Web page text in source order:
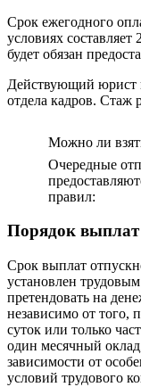
Срок ежегодного
условиях составляет
будет обязан
Действующий юрист
отдела кадров. Стаж
Можно ли
Очередные
правил:
Порядок выплат
Срок выплат
установлен
претендовать на
независимо от того,
суток или только
один месячный
зависимости от
условий трудового